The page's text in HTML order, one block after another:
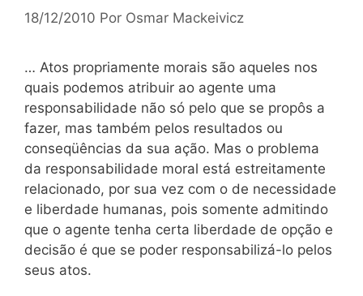
18/12/2010 Por Osmar Mackeivicz
… Atos propriamente morais são aqueles nos
quais podemos atribuir ao agente uma
responsabilidade não só pelo que se propôs a
fazer, mas também pelos resultados ou
conseqüências da sua ação. Mas o problema
da responsabilidade moral está estreitamente
relacionado, por sua vez com o de necessidade
e liberdade humanas, pois somente admitindo
que o agente tenha certa liberdade de opção e
decisão é que se poder responsabilizá-lo pelos
seus atos.